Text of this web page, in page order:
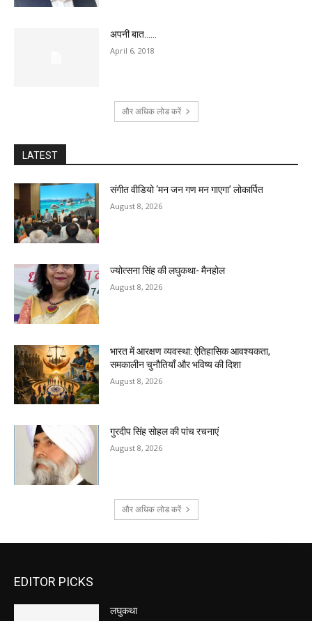
अपनी बात……
April 6, 2018
और अधिक लोड करें
LATEST
संगीत वीडियो ‘मन जन गण मन गाएगा’ लोकार्पित
August 8, 2026
ज्योत्सना सिंह की लघुकथा- मैनहोल
August 8, 2026
भारत में आरक्षण व्यवस्था: ऐतिहासिक आवश्यकता,
समकालीन चुनौतियाँ और भविष्य की दिशा
August 8, 2026
गुरदीप सिंह सोहल की पांच रचनाएं
August 8, 2026
और अधिक लोड करें
EDITOR PICKS
लघुकथा